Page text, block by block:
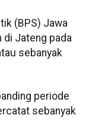
(BPS) Jawa
di Jateng pada
sebanyak
periode
sebanyak